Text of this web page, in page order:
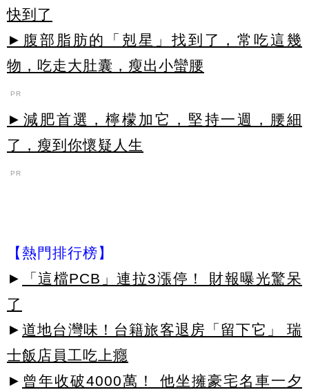
快到了
►腹部脂肪的「剋星」找到了，常吃這幾
物，吃走大肚囊，瘦出小蠻腰
PR
►減肥首選，檸檬加它，堅持一週，腰細
了，瘦到你懷疑人生
PR
【熱門排行榜】
►
「這檔PCB」連拉3漲停！ 財報曝光驚呆
了
► 道地台灣味！台籍旅客退房「留下它」 瑞
士飯店員工吃上癮
► 曾年收破4000萬！ 他坐擁豪宅名車一夕